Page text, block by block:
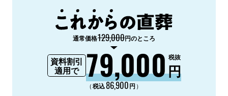
通常価格129,000円のところ
資料割引
適用で
79,000円
税抜
（税込86,900円 ）